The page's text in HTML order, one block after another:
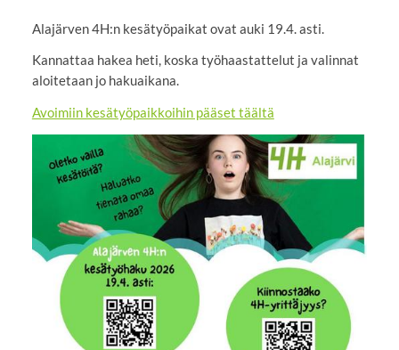
Alajärven 4H:n kesätyöpaikat ovat auki 19.4. asti.
Kannattaa hakea heti, koska työhaastattelut ja valinnat
aloitetaan jo hakuaikana.
Avoimiin kesätyöpaikkoihin pääset täältä